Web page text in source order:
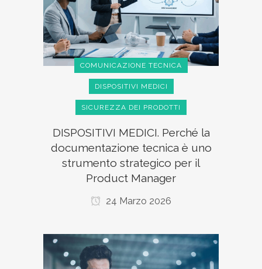
COMUNICAZIONE TECNICA
DISPOSITIVI MEDICI
SICUREZZA DEI PRODOTTI
DISPOSITIVI MEDICI. Perché la
documentazione tecnica è uno
strumento strategico per il
Product Manager
24 Marzo 2026